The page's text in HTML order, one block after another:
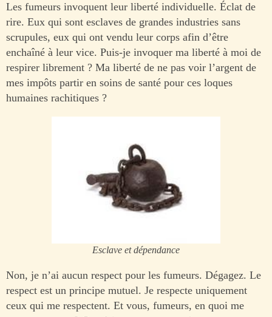
Les fumeurs invoquent leur liberté individuelle. Éclat de
rire. Eux qui sont esclaves de grandes industries sans
scrupules, eux qui ont vendu leur corps afin d’être
enchaîné à leur vice. Puis-je invoquer ma liberté à moi de
respirer librement ? Ma liberté de ne pas voir l’argent de
mes impôts partir en soins de santé pour ces loques
humaines rachitiques ?
Esclave et dépendance
Non, je n’ai aucun respect pour les fumeurs. Dégagez. Le
respect est un principe mutuel. Je respecte uniquement
ceux qui me respectent. Et vous, fumeurs, en quoi me